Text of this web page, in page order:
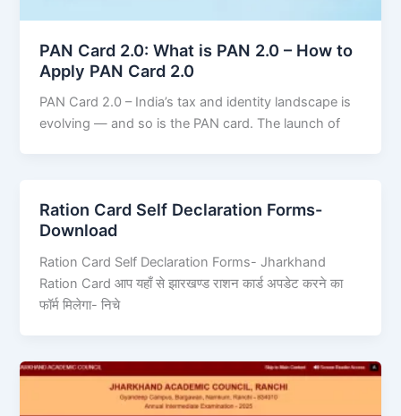
PAN Card 2.0: What is PAN 2.0 – How to
Apply PAN Card 2.0
PAN Card 2.0 – India’s tax and identity landscape is
evolving — and so is the PAN card. The launch of
Ration Card Self Declaration Forms-
Download
Ration Card Self Declaration Forms- Jharkhand
Ration Card आप यहाँ से झारखण्ड राशन कार्ड अपडेट करने का
फॉर्म मिलेगा- निचे